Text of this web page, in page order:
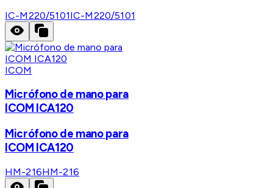
IC-M220/5101IC-M220/5101
ICOM
Micrófono de mano para
ICOM ICA120
Micrófono de mano para
ICOM ICA120
HM-216HM-216